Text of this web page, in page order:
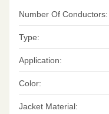
Number Of Conductors:
Type:
Application:
Color:
Jacket Material: